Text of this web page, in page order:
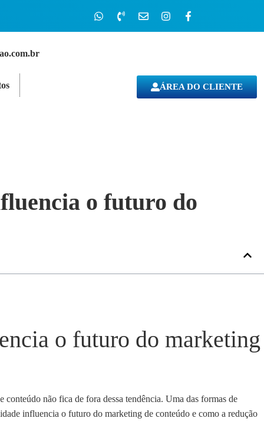
ÁREA DO CLIENTE
o futuro do
o futuro do marketing
conteúdo não fica de fora dessa tendência. Uma das formas de
influencia o futuro do marketing de conteúdo e como a redução